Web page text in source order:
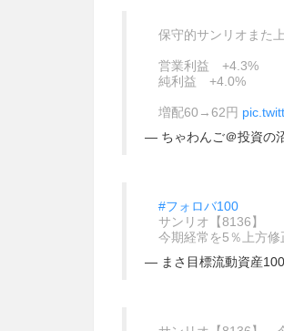
保守的サンリオまた
営業利益 +4.3%
純利益 +4.0%
増配60→62円
— ちゃわんご＠投資の
#フォロバ100
サンリオ【8136】
今期経常を5％上方
— まさ目標流動資産